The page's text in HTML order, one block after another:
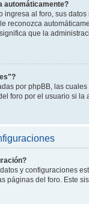
automáticamente?
ingresa al foro, sus
reconozca
que la
por phpBB, las
foro por el usuario si
y configuraciones
páginas del foro. Este